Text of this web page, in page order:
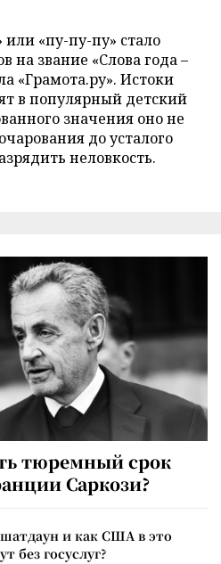
«пу-пу-пу» стало
на звание «Слова года –
«Грамота.ру». Истоки
в популярный детский
значения оно не
до усталого
неловкость.
тюремный срок
Саркози?
и как США в это
без госуслуг?